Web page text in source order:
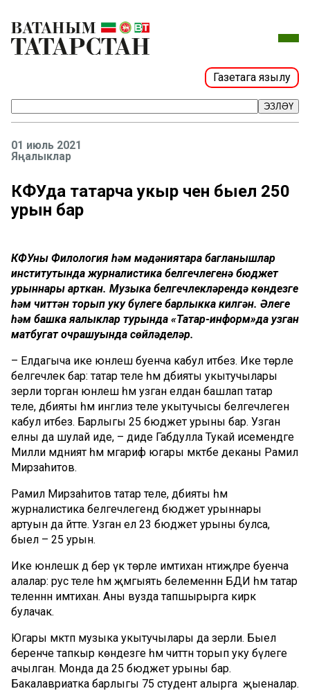
Газетага язылу
ЭЗЛӘҮ
01 июль 2021
Яңалыклар
КФУда татарча укыр өчен быел 250
урын бар
КФУның Филология һәм мәдәниятара багланышлар
институтында журналистика белгечлегенә бюджет
урыннары арткан. Музыка белгечлекләрендә көндезге
һәм читтән торып уку бүлеге барлыкка килгән. Әлеге
һәм башка яңалыклар турында «Татар-информ»да узган
матбугат очрашуында сөйләделәр.
– Елдагыча ике юнәлеш буенча кабул итәбез. Ике төрле
белгечлек бар: татар теле һәм әдәбияты укытучылары
әзерли торган юнәлеш һәм узган елдан башлап татар
теле, әдәбияты һәм инглиз теле укытучысы белгечлегенә
кабул итәбез. Барлыгы 25 бюджет урыны бар. Узган
елны да шулай иде, – диде Габдулла Тукай исемендәге
Милли мәдәният һәм мәгариф югары мәктәбе деканы Рамил
Мирзаһитов.
Рамил Мирзаһитов татар теле, әдәбияты һәм
журналистика белгечлегендә бюджет урыннары
артуын да әйтте. Узган ел 23 бюджет урыны булса,
быел – 25 урын.
Ике юнәлешкә дә бер үк төрле имтихан нәтиҗәләре буенча
алалар: рус теле һәм җәмгыять белеменнән БДИ һәм татар
теленнән имтихан. Аны вузда тапшырырга кирәк
булачак.
Югары мәктәп музыка укытучылары да әзерли. Быел
беренче тапкыр көндезге һәм читтән торып уку бүлеге
ачылган. Монда да 25 бюджет урыны бар.
Бакалавриатка барлыгы 75 студент алырга җыеналар.